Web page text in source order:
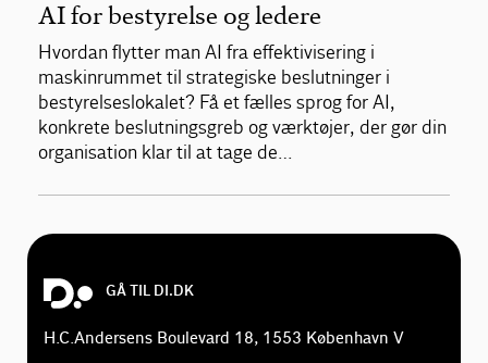
AI for bestyrelse og ledere
Hvordan flytter man AI fra effektivisering i
maskinrummet til strategiske beslutninger i
bestyrelseslokalet? Få et fælles sprog for AI,
konkrete beslutningsgreb og værktøjer, der gør din
organisation klar til at tage de…
GÅ TIL DI.DK
H.C.Andersens Boulevard 18, 1553 København V